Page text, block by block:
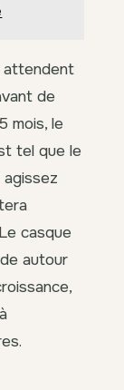
attendent
de
mois, le
tel que le
casque
autour